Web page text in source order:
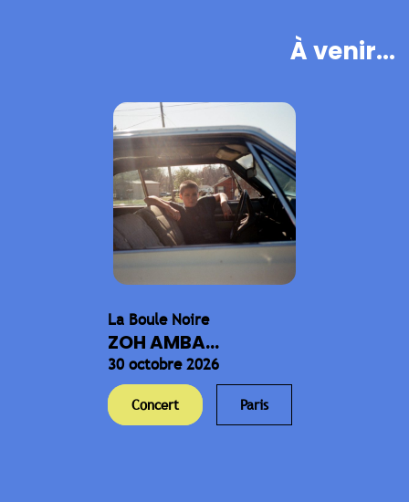
À venir...
La Boule Noire
ZOH AMBA...
30 octobre 2026
Concert Paris